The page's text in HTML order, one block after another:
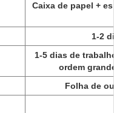
Caixa de papel +
1-2
1-5 dias de
ordem
Folha de